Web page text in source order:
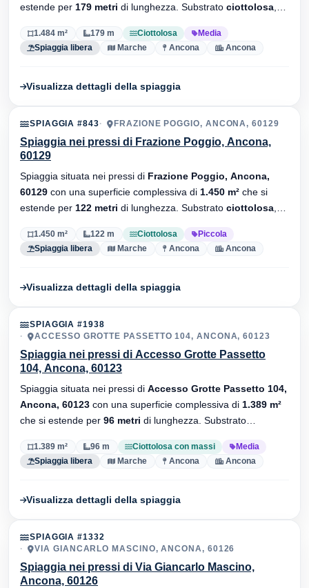
estende per 179 metri di lunghezza. Substrato ciottolosa
1.484 m² 179 m Ciottolosa
Media
Spiaggia libera
Marche Ancona Ancona
Visualizza dettagli della spiaggia
SPIAGGIA #843 FRAZIONE POGGIO, ANCONA, 60129
Spiaggia nei pressi di Frazione Poggio, Ancona,
60129
Spiaggia situata nei pressi di Frazione Poggio, Ancona,
60129 con una superficie complessiva di 1.450 m² che si
estende per 122 metri di lunghezza. Substrato ciottolosa
1.450 m² 122 m Ciottolosa
Piccola
Spiaggia libera
Marche Ancona Ancona
Visualizza dettagli della spiaggia
SPIAGGIA #1938
ACCESSO GROTTE PASSETTO 104, ANCONA, 60123
Spiaggia nei pressi di Accesso Grotte Passetto
104, Ancona, 60123
Spiaggia situata nei pressi di Accesso Grotte Passetto 104,
Ancona, 60123 con una superficie complessiva di 1.389 m²
che si estende per 96 metri di lunghezza. Substrato
1.389 m² 96 m Ciottolosa con massi
Media
Spiaggia libera
Marche Ancona Ancona
Visualizza dettagli della spiaggia
SPIAGGIA #1332
VIA GIANCARLO MASCINO, ANCONA, 60126
Spiaggia nei pressi di Via Giancarlo Mascino,
Ancona, 60126